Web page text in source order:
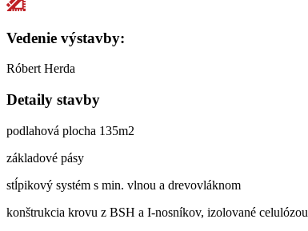
Vedenie výstavby:
Róbert Herda
Detaily stavby
podlahová plocha 135m2
základové pásy
stĺpikový systém s min. vlnou a drevovláknom
konštrukcia krovu z BSH a I-nosníkov, izolované celulózou